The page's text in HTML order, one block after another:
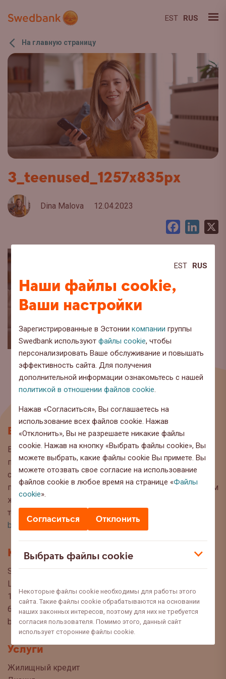
EST RUS
Наши файлы cookie,
Ваши настройки
Зарегистрированные в Эстониикомпании группы
Swedbank используютфайлы cookie, чтобы
персонализировать Ваше обслуживание и повышать
эффективность сайта. Для получения
дополнительной информации ознакомьтесь с нашей
политикой в отношении файлов cookie.
Нажав «Согласиться», Вы соглашаетесь на
использование всех файлов cookie. Нажав
«Отклонить», Вы не разрешаете никакие файлы
cookie. Нажав на кнопку «Выбрать файлы cookie», Вы
можете выбрать, какие файлы cookie Вы примете. Вы
можете отозвать свое согласие на использование
файлов cookie в любое время на странице «Файлы
cookie».
Согласиться Отклонить
Выбрать файлы cookie
Некоторые файлы cookie необходимы для работы этого
сайта. Такие файлы cookie обрабатываются на основании
наших законных интересов, поэтому для них не требуется
согласия пользователя. Помимо этого, данный сайт
использует сторонние файлы cookie.
EST RUS
На главную страницу
3_teenused_1257x835px
Dina Malova 12.04.2023
Facebook
Блог
Вы находитесь на странице блога Swedbank, где мы
публикуем интересную информацию и полезные
советы, чтобы Вы могли сделать осознанный выбор
при управлении своими финансами. Мы с нетерпением
ждём Ваших вопросов, предложений и мнений по
темам, которые Вы хотели бы прочитать в этом блоге:
blog@swedbank.ee
Контакт
Swedbank AS
Liivalaia 34
15040 Tallinn, Estonia
6310 310
blogi@swedbank.ee
Услуги
Жилищный кредит